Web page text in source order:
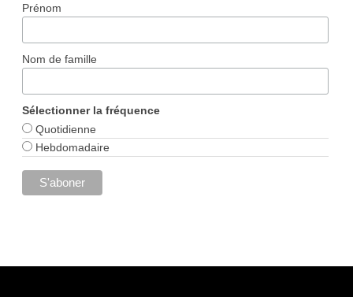
Prénom
Nom de famille
Sélectionner la fréquence
Quotidienne
Hebdomadaire